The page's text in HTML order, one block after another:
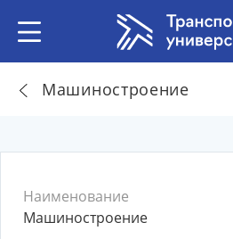
Машиностроение
Наименование
Машиностроение